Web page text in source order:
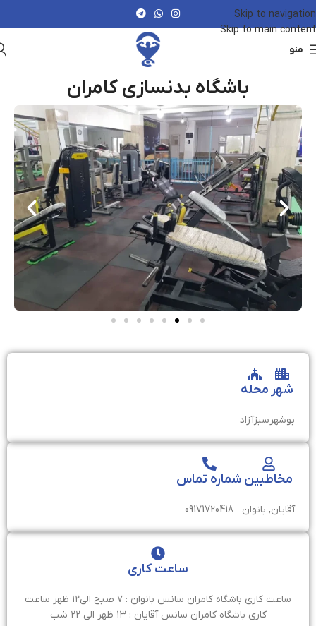
Skip to navigation
Skip to main content
منو
باشگاه بدنسازی کامران
شهر
بوشهر
محله
سبزآزاد
مخاطبین
آقایان, بانوان
شماره تماس
09171720418
ساعت کاری
ساعت کاری باشگاه کامران سانس بانوان : ۷ صبح الی۱۲ ظهر ساعت
کاری باشگاه کامران سانس آقایان : ۱۳ ظهر الی ۲۲ شب